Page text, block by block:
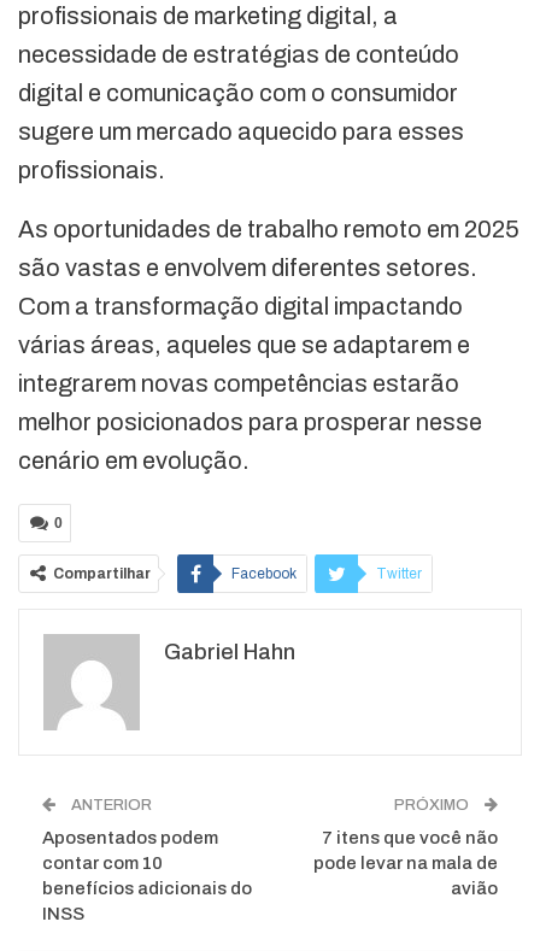
profissionais de marketing digital, a
necessidade de estratégias de conteúdo
digital e comunicação com o consumidor
sugere um mercado aquecido para esses
profissionais.
As oportunidades de trabalho remoto em 2025
são vastas e envolvem diferentes setores.
Com a transformação digital impactando
várias áreas, aqueles que se adaptarem e
integrarem novas competências estarão
melhor posicionados para prosperar nesse
cenário em evolução.
0
Compartilhar Facebook Twitter
WhatsApp
Gabriel Hahn
ANTERIOR
Aposentados podem
contar com 10
benefícios adicionais do
INSS
PRÓXIMO
7 itens que você não
pode levar na mala de
avião